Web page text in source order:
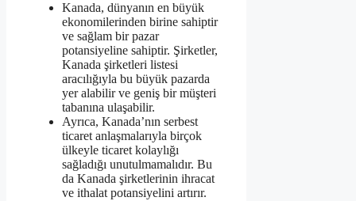
Kanada, dünyanın en büyük
ekonomilerinden birine sahiptir
ve sağlam bir pazar
potansiyeline sahiptir. Şirketler,
Kanada şirketleri listesi
aracılığıyla bu büyük pazarda
yer alabilir ve geniş bir müşteri
tabanına ulaşabilir.
Ayrıca, Kanada’nın serbest
ticaret anlaşmalarıyla birçok
ülkeyle ticaret kolaylığı
sağladığı unutulmamalıdır. Bu
da Kanada şirketlerinin ihracat
ve ithalat potansiyelini artırır.